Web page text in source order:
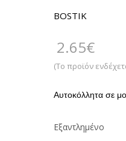
BOSTIK
2.65€
(Το προϊόν
Αυτοκόλλητα σε
Εξαντλημένο